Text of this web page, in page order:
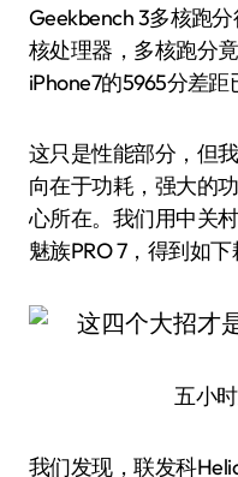
Geekbench 3多核跑
核处理器，多核跑分
iPhone7的5965分差距
这只是性能部分，但
向在于功耗，强大的
心所在。我们用中关
魅族PRO 7，得到如下
五小
我们发现，联发科